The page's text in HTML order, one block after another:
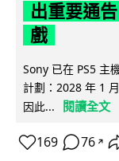
出重要通
戲
Sony 已在 PS5 主
計劃：2028 年 1
因此...
閱讀全文
169 76 ↗